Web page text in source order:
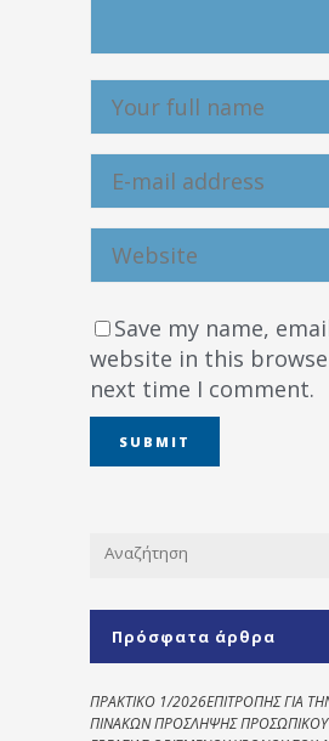
Save my name,
website in this
next time I comment.
Πρόσφατα άρθρα
ΠΡΑΚΤΙΚΟ 1/2026ΕΠΙΤΡΟΠΗΣ ΓΙΑ
ΠΙΝΑΚΩΝ ΠΡΟΣΛΗΨΗΣ